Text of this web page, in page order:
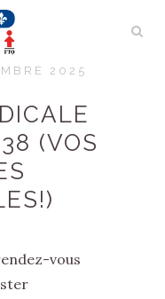
2025
(VOS
vous